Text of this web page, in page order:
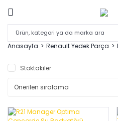
Anasayfa Renault Yedek Parça
Stoktakiler